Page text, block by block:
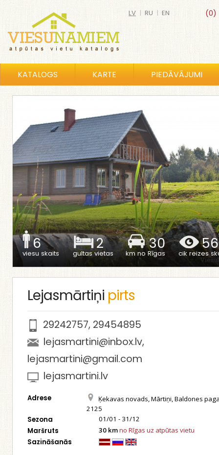
(0)
LV | RU | EN
KATALOGS KARTE PIEDĀVĀJUMI
6
viesu skaits
2
gultas vietas
30
km no Rīgas cik reizes
Lejasmārtiņi pirts
29242757, 29454895
lejasmartini@inbox.lv,
lejasmartini@gmail.com
lejasmartini.lv
Adrese
Ķekavas novads, Mārtiņi, Baldones
2125
Sezona 01/01 - 31/12
Maršruts 30 kmno Rīgas uz atpūtas vietu
Sazināšanās